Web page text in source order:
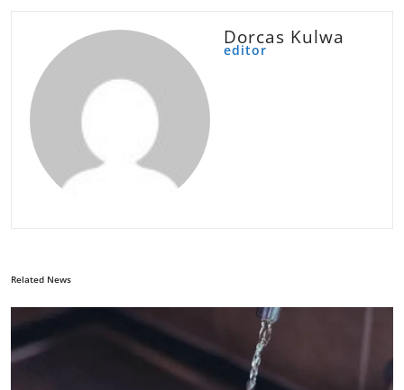
Dorcas Kulwa
editor
Related News